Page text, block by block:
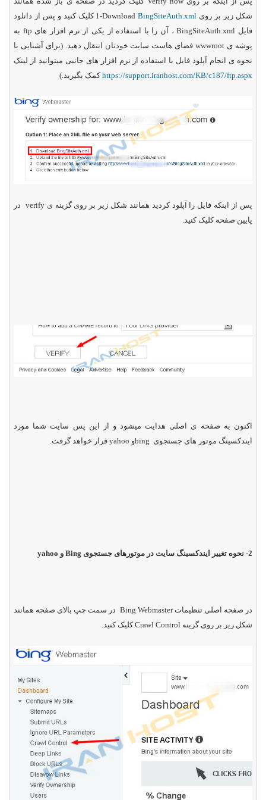
شکل زیر بر روی
DownloadBingSiteAuth.xml
-1 کلیک کنید و پس از دانلود
فایل BingSiteAuth.xml ، آن را با استفاده از یکی از نرم افزار های ftp به
پوشه ی wwwrootفضای هاست سایت خودتان انتقال دهید. (برای آشنایی با
نحوه ی انجام آپلود فایل با استفاده از نرم افزار های جانبی میتوانید از لینک
https://support.iranhost.com/KB/c187/ftp.aspxکمک بگیرید.)
پس از اینکه فایل را آپلود کردید همانند شکل زیر بر روی گزینه یverify در
پایین صفحه کلیک کنید.
اکنون به صفحه ی اصلی هدایت میشود و از این پس سایت شما مورد
ایندکسینگ موتور های جستجوی bingو yahoo قرار خواهد گرفت.
2- نحوه تغییر ایندکسینگ سایت در موتورهای جستجوی Bing و yahoo
در صفحه اصلی تنظیماتBing Webmaster در سمت چپ بالای صفحه همانند
شکل زیر بر روی گزینهCrawl Controlکلیک کنید.